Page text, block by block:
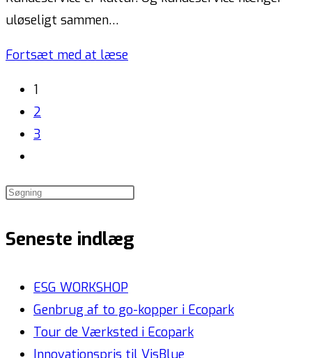
uløseligt sammen…
Fortsæt med at læse
1
2
3
Seneste indlæg
ESG WORKSHOP
Genbrug af to go-kopper i Ecopark
Tour de Værksted i Ecopark
Innovationspris til VisBlue